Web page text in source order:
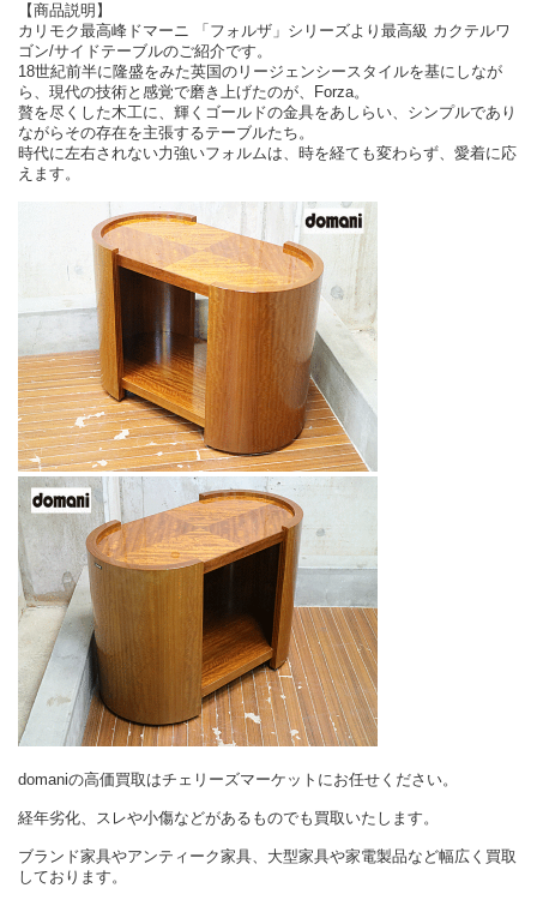
【商品説明】
カリモク最高峰ドマーニ 「フォルザ」シリーズより最高級 カクテルワ
ゴン/サイドテーブルのご紹介です。
18世紀前半に隆盛をみた英国のリージェンシースタイルを基にしなが
ら、現代の技術と感覚で磨き上げたのが、Forza。
贅を尽くした木工に、輝くゴールドの金具をあしらい、シンプルであり
ながらその存在を主張するテーブルたち。
時代に左右されない力強いフォルムは、時を経ても変わらず、愛着に応
えます。
domaniの高価買取はチェリーズマーケットにお任せください。
経年劣化、スレや小傷などがあるものでも買取いたします。
ブランド家具やアンティーク家具、大型家具や家電製品など幅広く買取
しております。